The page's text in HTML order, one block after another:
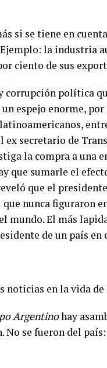
si se tiene en
la industria
ciento de sus
corrupción política
espejo enorme,
ex secretario de
la compra a una
que sumarle el
que el
nunca figuraron
mundo.El más
de un país en
noticias en la vida
Argentinohay
No se fueron del